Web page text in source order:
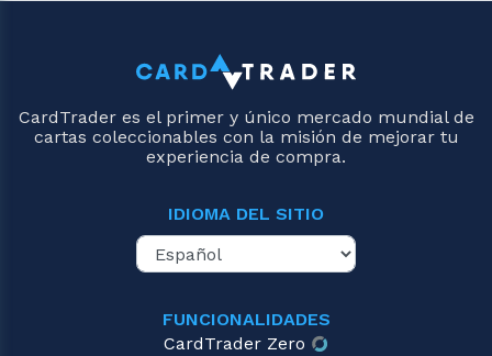
CardTrader es el primer y único mercado mundial de
cartas coleccionables con la misión de mejorar tu
experiencia de compra.
IDIOMA DEL SITIO
FUNCIONALIDADES
CardTrader Zero